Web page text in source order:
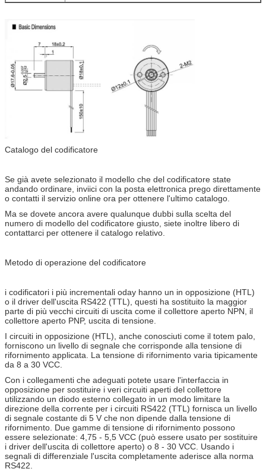
Catalogo del codificatore
Se già avete selezionato il modello che del codificatore state
andando ordinare, inviici con la posta elettronica prego direttamente
o contatti il servizio online ora per ottenere l'ultimo catalogo.
Ma se dovete ancora avere qualunque dubbi sulla scelta del
numero di modello del codificatore giusto, siete inoltre libero di
contattarci per ottenere il catalogo relativo.
Metodo di operazione del codificatore
i codificatori i più incrementali oday hanno un in opposizione (HTL)
o il driver dell'uscita RS422 (TTL), questi ha sostituito la maggior
parte di più vecchi circuiti di uscita come il collettore aperto NPN, il
collettore aperto PNP, uscita di tensione.
I circuiti in opposizione (HTL), anche conosciuti come il totem palo,
forniscono un livello di segnale che corrisponde alla tensione di
rifornimento applicata. La tensione di rifornimento varia tipicamente
da 8 a 30 VCC.
Con i collegamenti che adeguati potete usare l'interfaccia in
opposizione per sostituire i veri circuiti aperti del collettore
utilizzando un diodo esterno collegato in un modo limitare la
direzione della corrente per i circuiti RS422 (TTL) fornisca un livello
di segnale costante di 5 V che non dipende dalla tensione di
rifornimento. Due gamme di tensione di rifornimento possono
essere selezionate: 4,75 - 5,5 VCC (può essere usato per sostituire
i driver dell'uscita di collettore aperto) o 8 - 30 VCC. Usando i
segnali di differenziale l'uscita completamente aderisce alla norma
RS422.